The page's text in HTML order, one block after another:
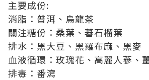
主要成份:
消脂：普洱、烏龍茶
關注糖份：桑葉、蕃石榴葉
排水：黑大豆、黑羅布麻、黑麥
血液循環：玫瑰花、高麗人蔘、
排毒：番瀉